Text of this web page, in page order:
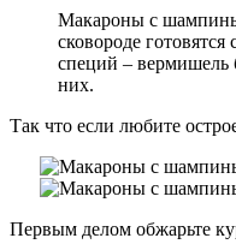
Макароны с
сковороде
специй – вермишель
них.
Так что если любите
Первым делом обжарьте